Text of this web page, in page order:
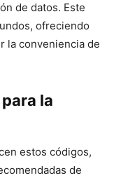
de datos. Este
ofreciendo
la conveniencia de
la
estos códigos,
de